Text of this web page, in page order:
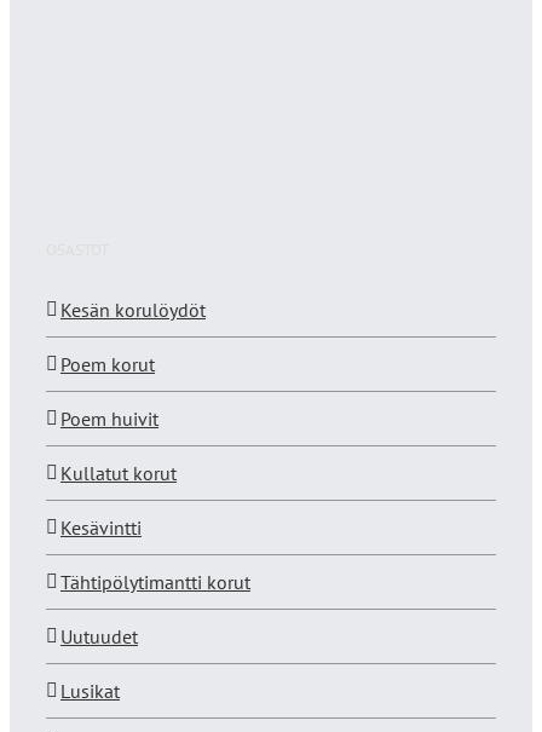
Kesän korulöydöt
Poem korut
Poem huivit
Kullatut korut
Kesävintti
Tähtipölytimantti korut
Uutuudet
Lusikat